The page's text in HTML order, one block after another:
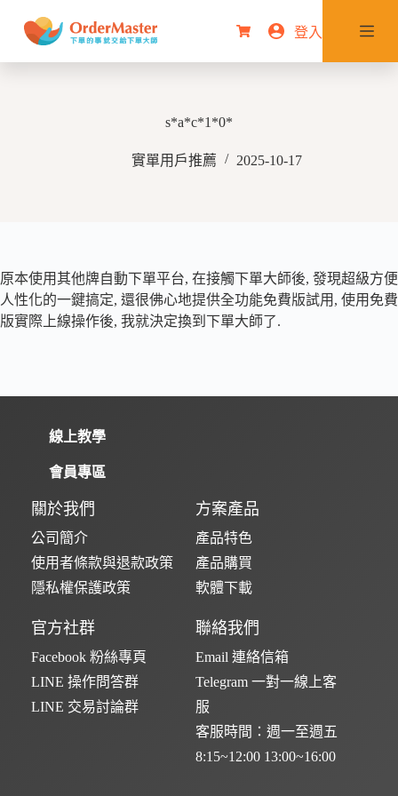
跳
至
主
購
物
登入
s*a*c*1*0*
實單用戶推薦 2025-10-17
原本使用其他牌自動下單平台, 在接觸下單大師後, 發現超級方便
人性化的一鍵搞定, 還很佛心地提供全功能免費版試用, 使用免費
版實際上線操作後, 我就決定換到下單大師了.
線上教學
會員專區
關於我們
公司簡介
使用者條款與退款政策
隱私權保護政策
方案產品
產品特色
產品購買
軟體下載
官方社群
Facebook 粉絲專頁
LINE 操作問答群
LINE 交易討論群
聯絡我們
Email 連絡信箱
Telegram 一對一線上客
服
客服時間：週一至週五
8:15~12:00 13:00~16:00